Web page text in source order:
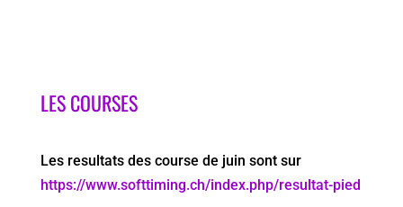
LES COURSES
Les resultats des course de juin sont sur
https://www.softtiming.ch/index.php/resultat-pied